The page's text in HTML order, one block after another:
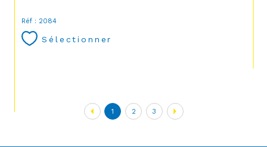
Réf : 2084
Sélectionner
1 2 3